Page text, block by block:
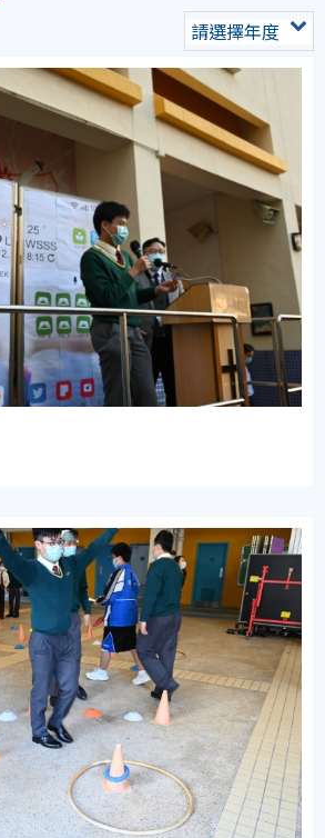
請選擇年度